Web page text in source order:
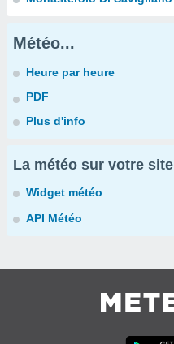
Météo...
Heure par heure
PDF
Plus d'info
La météo sur votre site
Widget météo
API Météo